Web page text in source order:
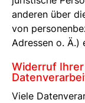
anderen über
von
Adressen o. Ä.)
Widerruf
Viele